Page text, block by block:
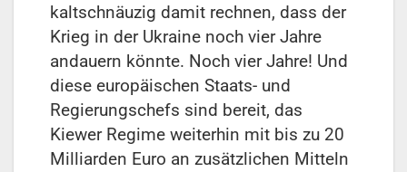
kaltschnäuzig damit rechnen, dass der
Krieg in der Ukraine noch vier Jahre
andauern könnte. Noch vier Jahre! Und
diese europäischen Staats- und
Regierungschefs sind bereit, das
Kiewer Regime weiterhin mit bis zu 20
Milliarden Euro an zusätzlichen Mitteln